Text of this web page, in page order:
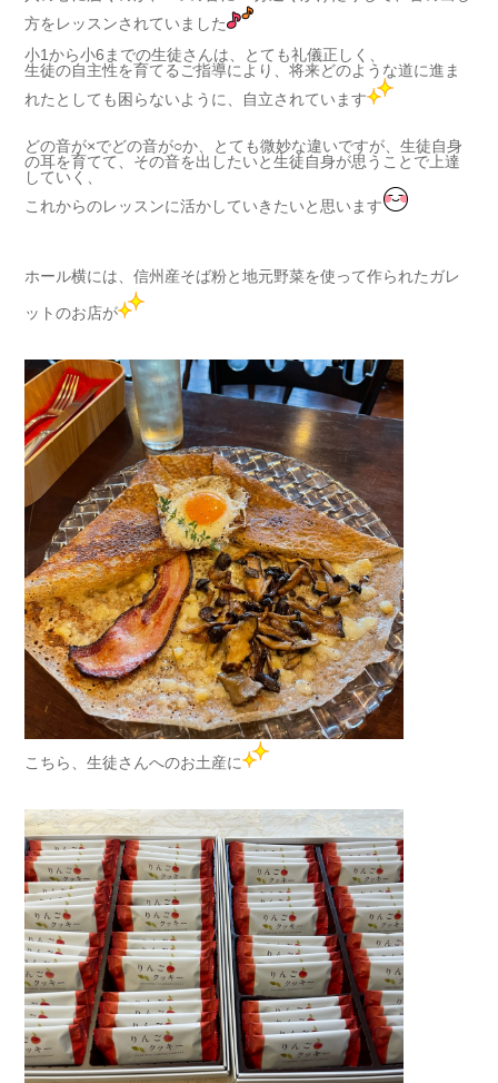
方をレッスンされていました
小1から小6までの生徒さんは、とても礼儀正しく、
生徒の自主性を育てるご指導により、将来どのような道に進ま
れたとしても困らないように、自立されています
どの音が×でどの音が○か、とても微妙な違いですが、生徒自身
の耳を育てて、その音を出したいと生徒自身が思うことで上達
していく、
これからのレッスンに活かしていきたいと思います
ホール横には、信州産そば粉と地元野菜を使って作られたガレ
ットのお店が
こちら、生徒さんへのお土産に